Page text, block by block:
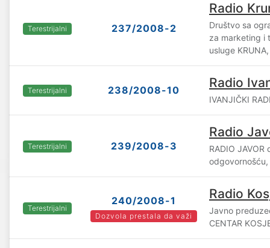
Terestrijalni 237/2008-2
Radio
Društvo sa
za marketing i
usluge
Terestrijalni 238/2008-10 Radio
IVANJIČKI
Terestrijalni 239/2008-3
Radio
RADIO
Terestrijalni
240/2008-1
Dozvola prestala da važi
Radio
Javno
CENTAR